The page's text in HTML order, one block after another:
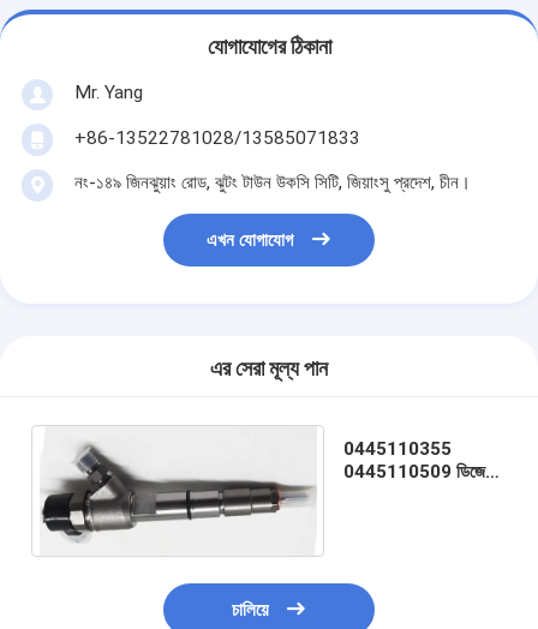
যোগাযোগের ঠিকানা
Mr. Yang
+86-13522781028/13585071833
নং-১৪৯ জিনঝুয়াং রোড, ঝুটং টাউন উকসি সিটি, জিয়াংসু প্রদেশ, চীন।
এখন যোগাযোগ
এর সেরা মূল্য পান
0445110355
0445110509 ডিজেল
চালিয়ে